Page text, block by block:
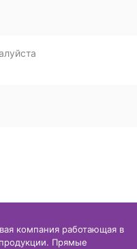
компания работающая в
Прямые